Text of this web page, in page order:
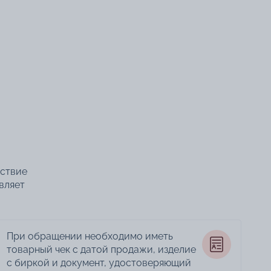
При обращении необходимо иметь
товарный чек с датой продажи, изделие
с биркой и документ, удостоверяющий